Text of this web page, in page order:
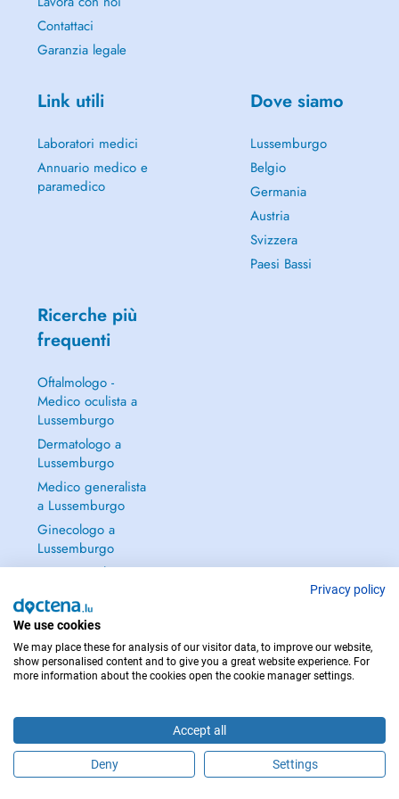
attention particulière et un haut niveau dexpertise. Mon objectif est de
vous offrir des soins de grande qualité dans un environnement où
vous vous sentez en confiance, rassuré et bien accompagné.
Fissa un appuntamento online
Contattaci
Garanzia legale
Link utili
Laboratori medici
Annuario medico e
paramedico
Dove siamo
Lussemburgo
Belgio
Germania
Austria
Svizzera
Paesi Bassi
Ricerche più
frequenti
Oftalmologo -
Medico oculista a
Lussemburgo
Dermatologo a
Lussemburgo
Medico generalista
a Lussemburgo
Ginecologo a
Lussemburgo
Continua a leggere
PER LE URGENZE, CONSULTARE : 112
Privacy policy
We use cookies
We may place these for analysis of our visitor data, to improve our website,
show personalised content and to give you a great website experience. For
more information about the cookies open the cookie manager settings.
Accept all
Deny Settings